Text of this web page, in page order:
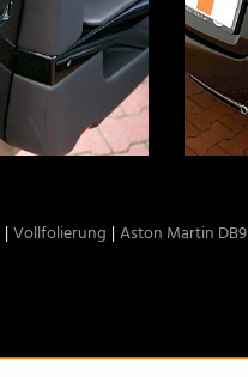
Vollfolierung Aston Martin DB9